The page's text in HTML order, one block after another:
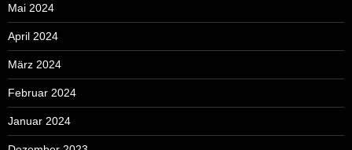
Mai 2024
April 2024
März 2024
Februar 2024
Januar 2024